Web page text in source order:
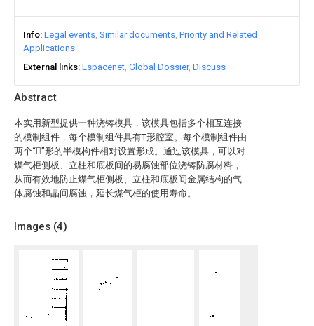
Abstract
本实用新型提供一种浇铸模具，该模具包括多个相互连接
的模制组件，每个模制组件具有T形腔室。每个模制组件由
两个“”形的半模构件相对设置形成。通过该模具，可以对
煤气柜侧板、立柱和底板间的易腐蚀部位浇铸防腐材料，
从而有效地防止煤气柜侧板、立柱和底板间金属结构的气
体腐蚀和晶间腐蚀，延长煤气柜的使用寿命。
Images (4)
Info Legal events Similar documents Priority and Related
Applications
External links Espacenet Global Dossier Discuss